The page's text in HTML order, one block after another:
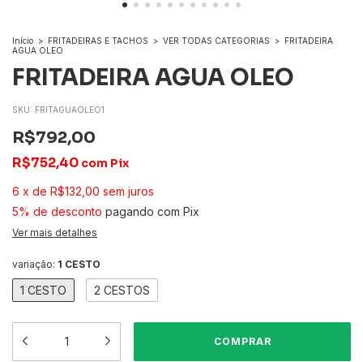
Início > FRITADEIRAS E TACHOS > VER TODAS CATEGORIAS > FRITADEIRA
AGUA OLEO
FRITADEIRA AGUA OLEO
SKU: FRITAGUAOLEO1
R$792,00
R$752,40 com Pix
6 x de R$132,00 sem juros
5% de desconto pagando com Pix
Ver mais detalhes
variação: 1 CESTO
1 CESTO 2 CESTOS